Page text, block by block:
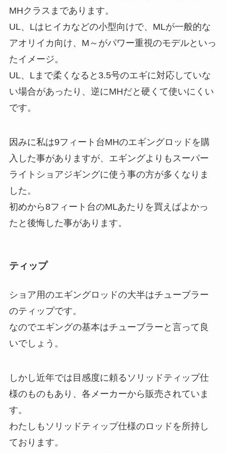
MHクラスまであります。
UL、Lはヒイカなどの小型向けで、MLが一般的な
アオリイカ向け、M～がパワー重視のモデルといっ
たイメージ。
UL、Lまで柔くなると3.5号のエギに対応していな
い場合があったり、逆にMHだと硬くて使いにくい
です。
因みに私は9フィート台MHのエギングロッドを購
入した事がありますが、エギングよりもスーパー
ライトショアジギングに使う事の方が多くなりま
した。
初めから8フィート台のMLあたりを買えばよかっ
たと後悔した事があります。
ティップ
ショア用のエギングロッドの大半はチューブラー
のティップです。
なのでエギングの基本はチューブラーと言って良
いでしょう。
しかし近年では目感度に頼るソリッドティップ仕
様のものもあり、各メーカーから販売されていま
す。
わたしもソリッドティップ仕様のロッドを所持し
ております。